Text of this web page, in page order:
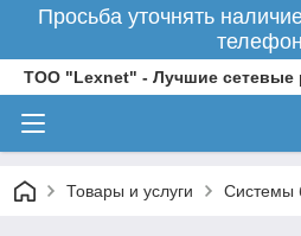
Просьба уточнять
ТОО "Lexnet" - Лучшие сетевые
Товары и услуги Системы